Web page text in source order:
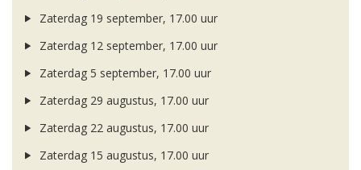
Zaterdag 19 september, 17.00 uur
Zaterdag 12 september, 17.00 uur
Zaterdag 5 september, 17.00 uur
Zaterdag 29 augustus, 17.00 uur
Zaterdag 22 augustus, 17.00 uur
Zaterdag 15 augustus, 17.00 uur